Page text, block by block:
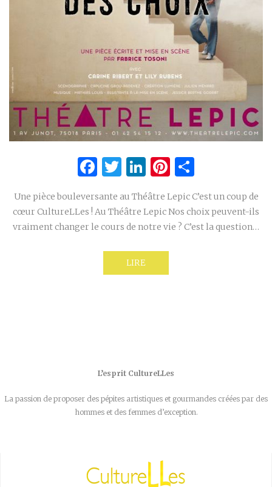
Facebook
Twitter
LinkedIn
Pinterest
Une pièce bouleversante au Théâtre Lepic C’est un coup de
cœur CultureLLes ! Au Théâtre Lepic Nos choix peuvent-ils
vraiment changer le cours de notre vie ? C’est la question…
LIRE
L’esprit CultureLLes
La passion de proposer des pépites artistiques et gourmandes créées par des
hommes et des femmes d’exception.